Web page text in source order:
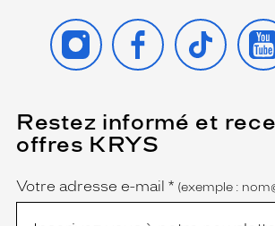
INSTAGRAMFACEBOOK
TIKTOK
Restez informé et
offres KRYS
Name
Votre adresse e-mail *
(Ce
champ
est
(exemple :